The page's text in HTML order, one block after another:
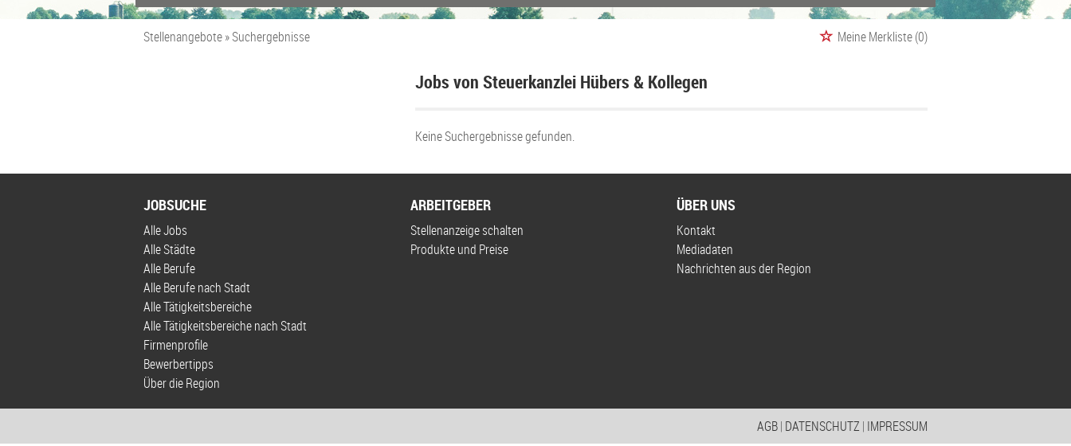
Stellenangebote Suchergebnisse Meine Merkliste(0)
Jobs von Steuerkanzlei Hübers & Kollegen
Keine Suchergebnisse gefunden.
JOBSUCHE
Alle Jobs
Alle Städte
Alle Berufe
Alle Berufe nach Stadt
Alle Tätigkeitsbereiche
Alle Tätigkeitsbereiche nach Stadt
Firmenprofile
Bewerbertipps
Über die Region
ARBEITGEBER
Stellenanzeige schalten
Produkte und Preise
ÜBER UNS
Kontakt
Mediadaten
Nachrichten aus der Region
AGB| DATENSCHUTZ| IMPRESSUM